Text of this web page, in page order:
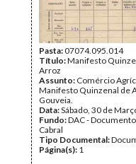
Pasta:07074.095.014
Título:Manifesto
Arroz
Assunto: Comércio
Manifesto Quinzenal de
Gouveia.
Data:Sábado, 30 de
Fundo:DAC -
Cabral
Tipo Documental:
Página(s): 1